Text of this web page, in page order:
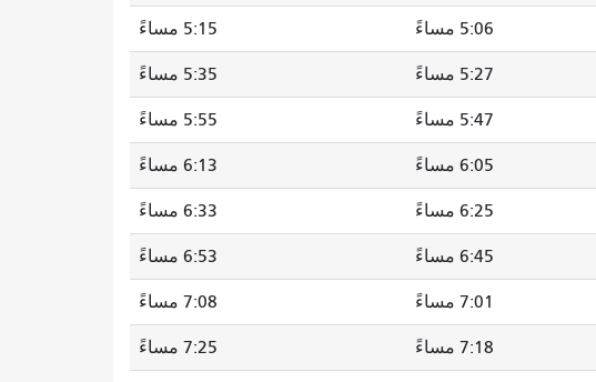
5:06 مساءً 5:15 مساءً
5:27 مساءً 5:35 مساءً
5:47 مساءً 5:55 مساءً
6:05 مساءً 6:13 مساءً
6:25 مساءً 6:33 مساءً
6:45 مساءً 6:53 مساءً
7:01 مساءً 7:08 مساءً
7:18 مساءً 7:25 مساءً